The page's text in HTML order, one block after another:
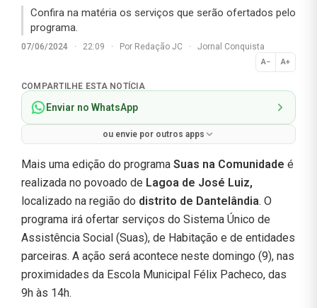
Confira na matéria os serviços que serão ofertados pelo
programa.
07/06/2024 · 22:09 · Por Redação JC · Jornal Conquista
A− A+
Normal
COMPARTILHE ESTA NOTÍCIA
Enviar no WhatsApp
ou envie por outros apps
Mais uma edição do programa Suas na Comunidade é
realizada no povoado de Lagoa de José Luiz,
localizado na região do distrito de Dantelândia. O
programa irá ofertar serviços do Sistema Único de
Assistência Social (Suas), de Habitação e de entidades
parceiras. A ação será acontece neste domingo (9), nas
proximidades da Escola Municipal Félix Pacheco, das
9h às 14h.